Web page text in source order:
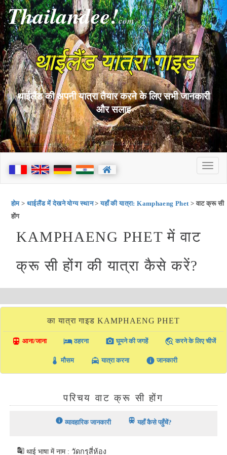
Thailandee!com
थाईलैंड यात्रा गाइड
थाईलैंड की अपनी यात्रा तैयार करने के लिए सभी जानकारी
और सलाह
होम>थाईलैंड में देखने योग्य स्थान>यहाँ की यात्रा: Kamphaeng Phet> वाट क्रू सी
होंग
KAMPHAENG PHET में वाट
क्रू सी होंग की यात्रा कैसे करें?
का यात्रा गाइड KAMPHAENG PHET
directions_transit आना/जाना local_hotelठहरना photo_camera घूमने की जगहें travel_explore करने के लिए चीजें
thermostat मौसम local_taxi यात्रा करना info जानकारी
परिचय वाट क्रू सी होंग
info व्यावहारिक जानकारी train यहाँ कैसे पहुँचें?
g_translate थाई भाषा में नाम : วัดกรุสี่ห้อง